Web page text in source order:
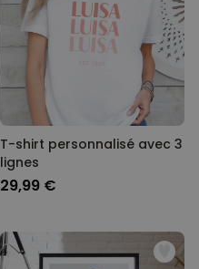
T-shirt personnalisé avec 3
lignes
29,99 €